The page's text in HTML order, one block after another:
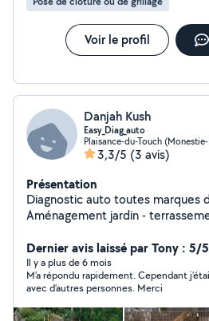
Voir le profil
Danjah Kush
Easy_Diag_auto
Plaisance-du-Touch
3,3/5 (3 avis)
Présentation
Diagnostic auto toutes marques
Aménagement jardin -
Dernier avis laissé par Tony : 5/5
Il y a plus de 6 mois
M’a répondu rapidement. Cependant
avec d’autres personnes. Merci